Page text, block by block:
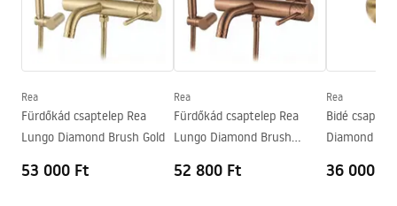
Magasság
110mm
Bevonási technológia
PVD
Csatlakozás átmérője
Garancia
Warunki bezpieczeństwa
WARUNKI BEZPIECZENSTWA BATERIE.pdf
Garanciális feltételek
Warranty_Terms_and_Conditions_Faucets_-_5.pdf
Rea
Fürdőkád csaptelep Rea
Lungo Diamond Brush Gold
53 000 Ft
Rea
Fürdőkád csaptelep Rea
Lungo Diamond Brush
52 800 Ft
Rea
Bidé csap
Diamond
36 000 Ft